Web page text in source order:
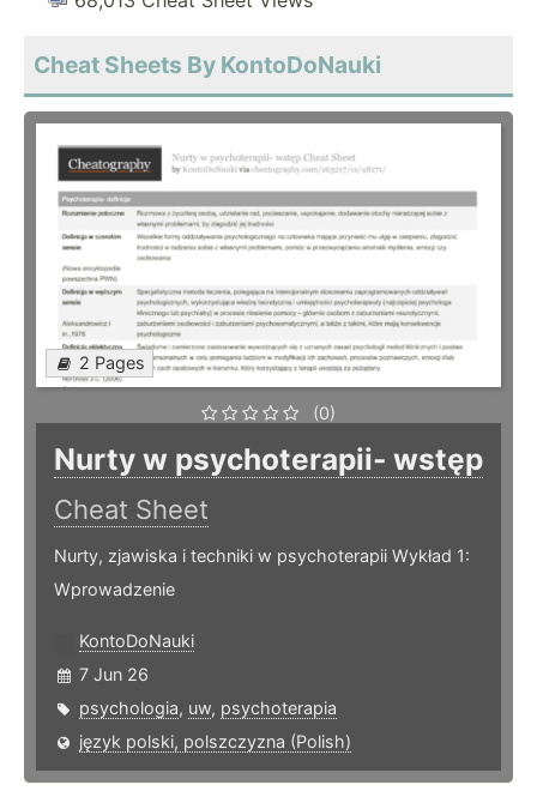
Cheat Sheets By KontoDoNauki
2 Pages
(0)
Nurty w psychoterapii- wstęp
Cheat Sheet
Nurty, zjawiska i techniki w psychoterapii Wykład 1:
Wprowadzenie
KontoDoNauki
7 Jun 26
psychologia, uw, psychoterapia
język polski, polszczyzna (Polish)